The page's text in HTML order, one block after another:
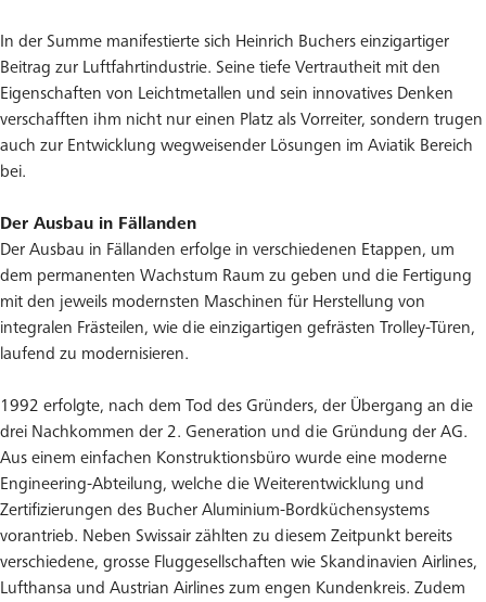
In der Summe manifestierte sich Heinrich Buchers einzigartiger
Beitrag zur Luftfahrtindustrie. Seine tiefe Vertrautheit mit den
Eigenschaften von Leichtmetallen und sein innovatives Denken
verschafften ihm nicht nur einen Platz als Vorreiter, sondern trugen
auch zur Entwicklung wegweisender Lösungen im Aviatik Bereich
bei.
Der Ausbau in Fällanden
Der Ausbau in Fällanden erfolge in verschiedenen Etappen, um
dem permanenten Wachstum Raum zu geben und die Fertigung
mit den jeweils modernsten Maschinen für Herstellung von
integralen Frästeilen, wie die einzigartigen gefrästen Trolley-Türen,
laufend zu modernisieren.
1992 erfolgte, nach dem Tod des Gründers, der Übergang an die
drei Nachkommen der 2. Generation und die Gründung der AG.
Aus einem einfachen Konstruktionsbüro wurde eine moderne
Engineering-Abteilung, welche die Weiterentwicklung und
Zertifizierungen des Bucher Aluminium-Bordküchensystems
vorantrieb. Neben Swissair zählten zu diesem Zeitpunkt bereits
verschiedene, grosse Fluggesellschaften wie Skandinavien Airlines,
Lufthansa und Austrian Airlines zum engen Kundenkreis. Zudem